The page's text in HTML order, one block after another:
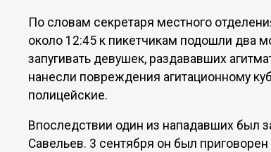
По словам секретаря местного
около 12:45 к пикетчикам подошли два
запугивать девушек, раздававших
нанесли повреждения агитационному
полицейские.
Впоследствии один из нападавших был
Савельев. 3 сентября он был приговорен